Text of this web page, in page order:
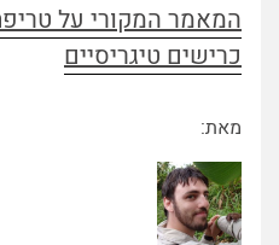
המאמר המקורי על
כרישים טיגריסיים
מאת: